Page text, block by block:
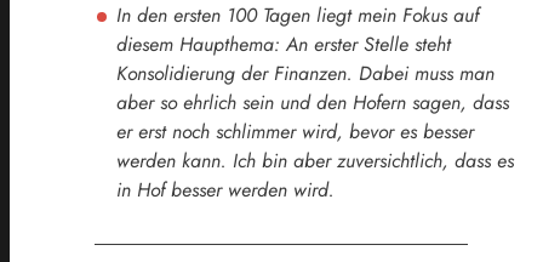
In den ersten 100 Tagen liegt mein Fokus auf
diesem Haupthema: An erster Stelle steht
Konsolidierung der Finanzen. Dabei muss man
aber so ehrlich sein und den Hofern sagen, dass
er erst noch schlimmer wird, bevor es besser
werden kann. Ich bin aber zuversichtlich, dass es
in Hof besser werden wird.